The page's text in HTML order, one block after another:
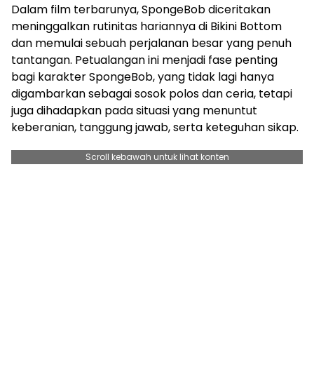
Dalam film terbarunya, SpongeBob diceritakan
meninggalkan rutinitas hariannya di Bikini Bottom
dan memulai sebuah perjalanan besar yang penuh
tantangan. Petualangan ini menjadi fase penting
bagi karakter SpongeBob, yang tidak lagi hanya
digambarkan sebagai sosok polos dan ceria, tetapi
juga dihadapkan pada situasi yang menuntut
keberanian, tanggung jawab, serta keteguhan sikap.
Scroll kebawah untuk lihat konten